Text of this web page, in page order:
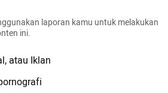
laporan kamu untuk melakukan
ini.
atau Iklan